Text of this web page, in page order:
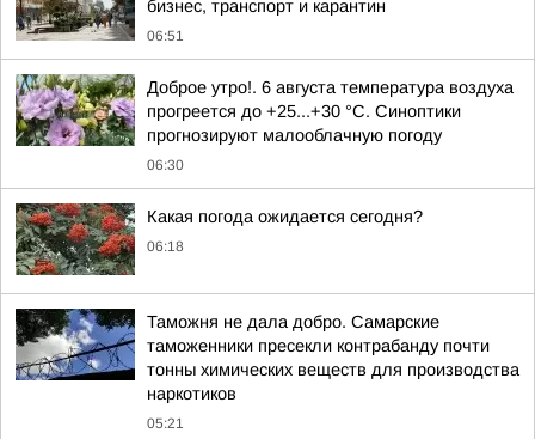
бизнес, транспорт и карантин
06:51
Доброе утро!. 6 августа температура воздуха
прогреется до +25...+30 °C. Синоптики
прогнозируют малооблачную погоду
06:30
Какая погода ожидается сегодня?
06:18
Таможня не дала добро. Самарские
таможенники пресекли контрабанду почти
тонны химических веществ для производства
наркотиков
05:21